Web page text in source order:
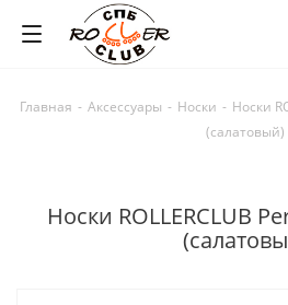
Главная - Аксессуары - Носки - Носки
(салатовый)
Носки ROLLERCLUB